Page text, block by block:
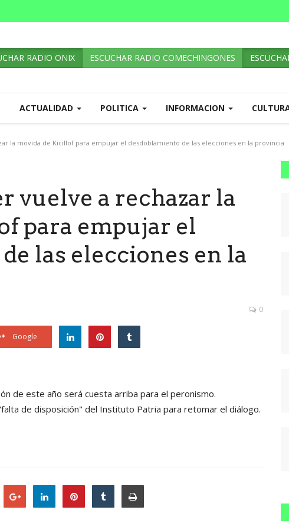
RADIO ONIX ESCUCHAR RADIO COMECHINGONES
ACTUALIDAD POLITICA INFORMACION
la movida de Kicillof para empujar el desdoblamiento de las elecciones en la provincia
vuelve a rechazar la
para empujar el
las elecciones en la
0
Google
de este año será cuesta arriba para el peronismo.
de disposición" del Instituto Patria para retomar el diálogo.